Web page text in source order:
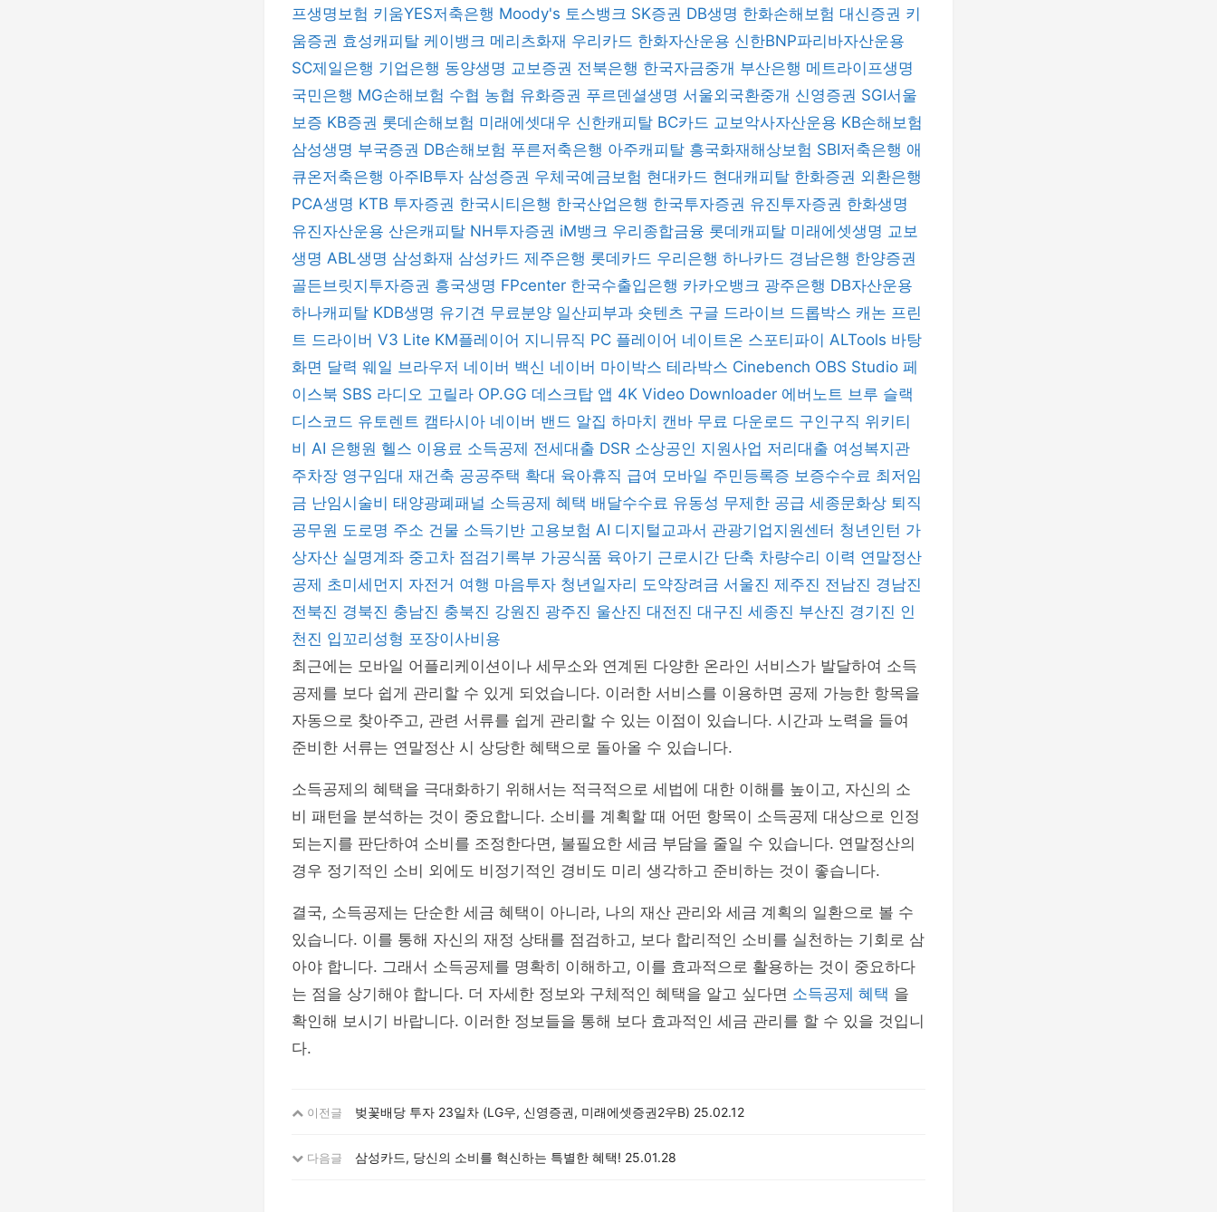
프생명보험 키움YES저축은행 Moody's 토스뱅크 SK증권 DB생명 한화손해보험 대신증권 키
움증권 효성캐피탈 케이뱅크 메리츠화재 우리카드 한화자산운용 신한BNP파리바자산운용
SC제일은행 기업은행 동양생명 교보증권 전북은행 한국자금중개 부산은행 메트라이프생명
국민은행 MG손해보험 수협 농협 유화증권 푸르덴셜생명 서울외국환중개 신영증권 SGI서울
보증 KB증권 롯데손해보험 미래에셋대우 신한캐피탈 BC카드 교보악사자산운용 KB손해보험
삼성생명 부국증권 DB손해보험 푸른저축은행 아주캐피탈 흥국화재해상보험 SBI저축은행 애
큐온저축은행 아주IB투자 삼성증권 우체국예금보험 현대카드 현대캐피탈 한화증권 외환은행
PCA생명 KTB 투자증권 한국시티은행 한국산업은행 한국투자증권 유진투자증권 한화생명
유진자산운용 산은캐피탈 NH투자증권 iM뱅크 우리종합금융 롯데캐피탈 미래에셋생명 교보
생명 ABL생명 삼성화재 삼성카드 제주은행 롯데카드 우리은행 하나카드 경남은행 한양증권
골든브릿지투자증권 흥국생명 FPcenter 한국수출입은행 카카오뱅크 광주은행 DB자산운용
하나캐피탈 KDB생명 유기견 무료분양 일산피부과 숏텐츠 구글 드라이브 드롭박스 캐논 프린
트 드라이버 V3 Lite KM플레이어 지니뮤직 PC 플레이어 네이트온 스포티파이 ALTools 바탕
화면 달력 웨일 브라우저 네이버 백신 네이버 마이박스 테라박스 Cinebench OBS Studio 페
이스북 SBS 라디오 고릴라 OP.GG 데스크탑 앱 4K Video Downloader 에버노트 브루 슬랙
디스코드 유토렌트 캠타시아 네이버 밴드 알집 하마치 캔바 무료 다운로드 구인구직 위키티
비 AI 은행원 헬스 이용료 소득공제 전세대출 DSR 소상공인 지원사업 저리대출 여성복지관
주차장 영구임대 재건축 공공주택 확대 육아휴직 급여 모바일 주민등록증 보증수수료 최저임
금 난임시술비 태양광폐패널 소득공제 혜택 배달수수료 유동성 무제한 공급 세종문화상 퇴직
공무원 도로명 주소 건물 소득기반 고용보험 AI 디지털교과서 관광기업지원센터 청년인턴 가
상자산 실명계좌 중고차 점검기록부 가공식품 육아기 근로시간 단축 차량수리 이력 연말정산
공제 초미세먼지 자전거 여행 마음투자 청년일자리 도약장려금 서울진 제주진 전남진 경남진
전북진 경북진 충남진 충북진 강원진 광주진 울산진 대전진 대구진 세종진 부산진 경기진 인
천진 입꼬리성형 포장이사비용
최근에는 모바일 어플리케이션이나 세무소와 연계된 다양한 온라인 서비스가 발달하여 소득
공제를 보다 쉽게 관리할 수 있게 되었습니다. 이러한 서비스를 이용하면 공제 가능한 항목을
자동으로 찾아주고, 관련 서류를 쉽게 관리할 수 있는 이점이 있습니다. 시간과 노력을 들여
준비한 서류는 연말정산 시 상당한 혜택으로 돌아올 수 있습니다.
소득공제의 혜택을 극대화하기 위해서는 적극적으로 세법에 대한 이해를 높이고, 자신의 소
비 패턴을 분석하는 것이 중요합니다. 소비를 계획할 때 어떤 항목이 소득공제 대상으로 인정
되는지를 판단하여 소비를 조정한다면, 불필요한 세금 부담을 줄일 수 있습니다. 연말정산의
경우 정기적인 소비 외에도 비정기적인 경비도 미리 생각하고 준비하는 것이 좋습니다.
결국, 소득공제는 단순한 세금 혜택이 아니라, 나의 재산 관리와 세금 계획의 일환으로 볼 수
있습니다. 이를 통해 자신의 재정 상태를 점검하고, 보다 합리적인 소비를 실천하는 기회로 삼
아야 합니다. 그래서 소득공제를 명확히 이해하고, 이를 효과적으로 활용하는 것이 중요하다
는 점을 상기해야 합니다. 더 자세한 정보와 구체적인 혜택을 알고 싶다면 소득공제 혜택 을
확인해 보시기 바랍니다. 이러한 정보들을 통해 보다 효과적인 세금 관리를 할 수 있을 것입니
다.
이전글 벚꽃배당 투자 23일차 (LG우, 신영증권, 미래에셋증권2우B) 25.02.12
다음글 삼성카드, 당신의 소비를 혁신하는 특별한 혜택! 25.01.28